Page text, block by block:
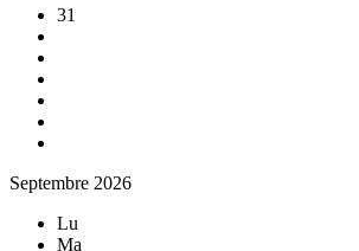
31
Septembre 2026
Lu
Ma